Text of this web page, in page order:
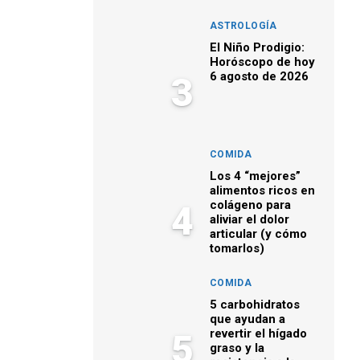
3
ASTROLOGÍA
El Niño Prodigio:
Horóscopo de hoy
6 agosto de 2026
4
COMIDA
Los 4 “mejores”
alimentos ricos en
colágeno para
aliviar el dolor
articular (y cómo
tomarlos)
5
COMIDA
5 carbohidratos
que ayudan a
revertir el hígado
graso y la